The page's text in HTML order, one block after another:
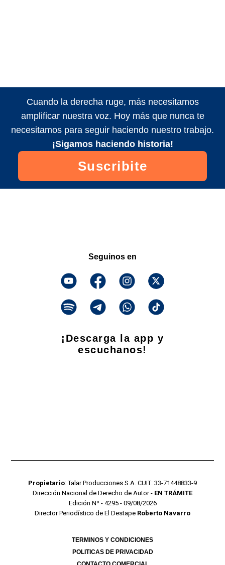
Cuando la derecha ruge, más necesitamos
amplificar nuestra voz. Hoy más que nunca te
necesitamos para seguir haciendo nuestro trabajo.
¡Sigamos haciendo historia!
Suscribite
Seguinos en
¡Descarga la app y
escuchanos!
Propietario: Talar Producciones S.A. CUIT: 33-71448833-9
Dirección Nacional de Derecho de Autor - EN TRÁMITE
Edición Nº - 4295 - 09/08/2026
Director Periodístico de El Destape Roberto Navarro
TERMINOS Y CONDICIONES
POLITICAS DE PRIVACIDAD